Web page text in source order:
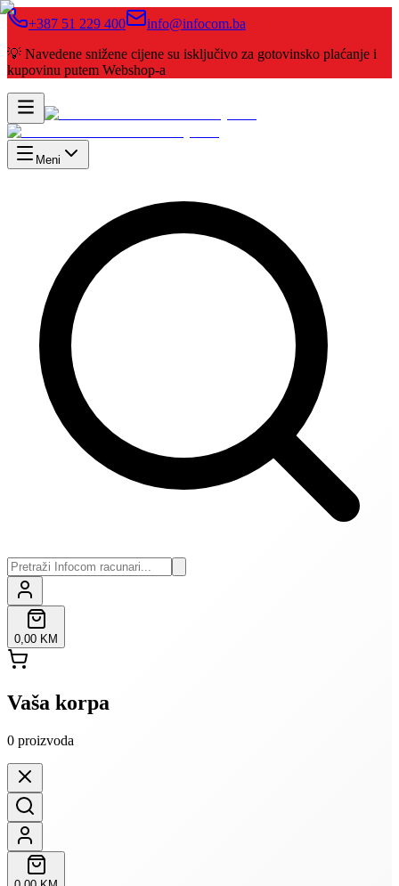
+387 51 229 400
info@infocom.ba
💡 Navedene snižene cijene su isključivo za gotovinsko plaćanje i
kupovinu putem Webshop-a
Meni
0,00 KM
Vaša korpa
0 proizvoda